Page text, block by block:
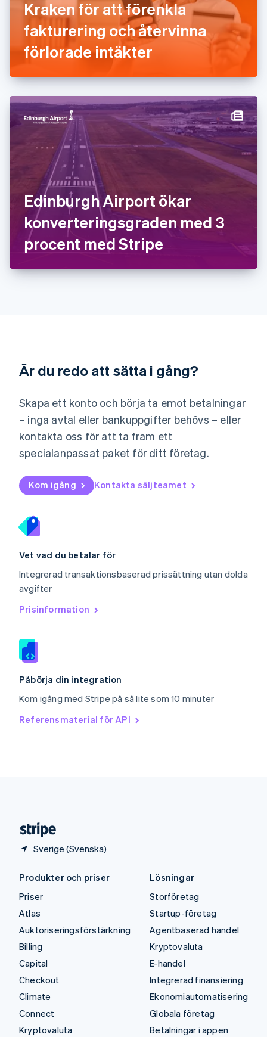
Kraken för att förenkla
fakturering och återvinna
förlorade intäkter
Edinburgh Airport ökar
konverteringsgraden med 3
procent med Stripe
Är du redo att sätta i gång?
Skapa ett konto och börja ta emot betalningar
– inga avtal eller bankuppgifter behövs – eller
kontakta oss för att ta fram ett
specialanpassat paket för ditt företag.
Kom igång Kontakta säljteamet
Vet vad du betalar för
Integrerad transaktionsbaserad prissättning utan dolda
avgifter
Prisinformation
Påbörja din integration
Kom igång med Stripe på så lite som 10 minuter
Referensmaterial för API
Sverige (Svenska)
Grekland
English
Hongkong SAR, Kina
English简体中文
Indien
Irland
English
Italien
ItalianoEnglish
English
Kanada
English Français
Kroatien
English Italiano
Lettland
English
Liechtenstein
English
Litauen
Luxemburg
Nederländerna
Norge
English
Nya Zeeland
English
English
Português English
Rumänien
Schweiz
Deutsch
English简体中文
English
Slovenien
English Italiano
Storbritannien
Sverige
SvenskaEnglish
ไทยEnglish
English
Produkter och priser
Priser
Atlas
Auktoriseringsförstärkning
Billing
Capital
Checkout
Climate
Connect
Kryptovaluta
Lösningar
Storföretag
Startup-företag
Agentbaserad handel
Kryptovaluta
E-handel
Integrerad finansiering
Ekonomiautomatisering
Globala företag
Betalningar i appen